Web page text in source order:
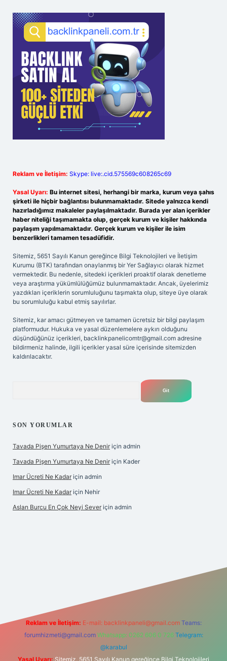
Reklam ve İletişim: Skype: live:.cid.575569c608265c69
Yasal Uyarı: Bu internet sitesi, herhangi bir marka, kurum veya şahıs
şirketi ile hiçbir bağlantısı bulunmamaktadır. Sitede yalnızca kendi
hazırladığımız makaleler paylaşılmaktadır. Burada yer alan içerikler
haber niteliği taşımamakta olup, gerçek kurum ve kişiler hakkında
paylaşım yapılmamaktadır. Gerçek kurum ve kişiler ile isim
benzerlikleri tamamen tesadüfidir.
Sitemiz, 5651 Sayılı Kanun gereğince Bilgi Teknolojileri ve İletişim
Kurumu (BTK) tarafından onaylanmış bir Yer Sağlayıcı olarak hizmet
vermektedir. Bu nedenle, sitedeki içerikleri proaktif olarak denetleme
veya araştırma yükümlülüğümüz bulunmamaktadır. Ancak, üyelerimiz
yazdıkları içeriklerin sorumluluğunu taşımakta olup, siteye üye olarak
bu sorumluluğu kabul etmiş sayılırlar.
Sitemiz, kar amacı gütmeyen ve tamamen ücretsiz bir bilgi paylaşım
platformudur. Hukuka ve yasal düzenlemelere aykırı olduğunu
düşündüğünüz içerikleri, backlinkpanelicomtr@gmail.com adresine
bildirmeniz halinde, ilgili içerikler yasal süre içerisinde sitemizden
kaldırılacaktır.
SON YORUMLAR
Tavada Pişen Yumurtaya Ne Denir için admin
Tavada Pişen Yumurtaya Ne Denir için Kader
Imar Ücreti Ne Kadar için admin
Imar Ücreti Ne Kadar için Nehir
Aslan Burcu En Çok Neyi Sever için admin
Reklam ve İletişim: E-mail: backlinkpaneli@gmail.com Teams:
forumhizmeti@gmail.com Whatsapp: 0262 606 0 726 Telegram:
@karabul
Yasal Uyarı: Sitemiz, 5651 Sayılı Kanun gereğince Bilgi Teknolojileri